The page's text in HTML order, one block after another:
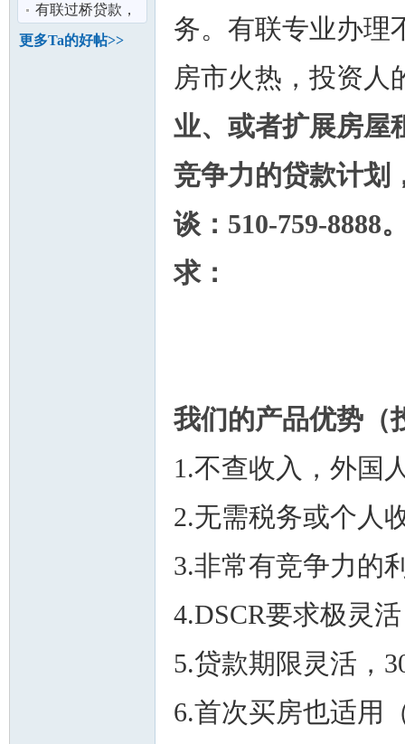
坛
款,低利率！不
力贷款，立刻享
受全现金购房
有联过桥贷款，
超速放款、不查
收入，全美可
更多Ta的好帖>>
务。有联专业办理
房市火热，投资人
业、或者扩展房屋
竞争力的贷款计划
谈：510-759-8888
求：
我们的产品优势（
1.不查收入，外国
2.无需税务或个人
3.非常有竞争力的
4.DSCR要求极灵
5.贷款期限灵活，
6.首次买房也适用